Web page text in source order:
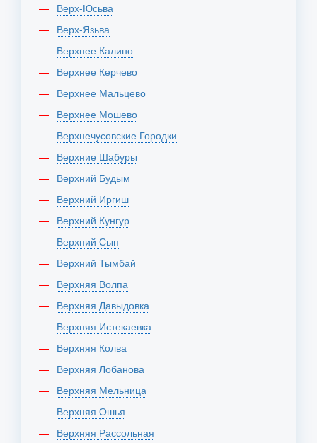
Верх-Юсьва
Верх-Язьва
Верхнее Калино
Верхнее Керчево
Верхнее Мальцево
Верхнее Мошево
Верхнечусовские Городки
Верхние Шабуры
Верхний Будым
Верхний Иргиш
Верхний Кунгур
Верхний Сып
Верхний Тымбай
Верхняя Волпа
Верхняя Давыдовка
Верхняя Истекаевка
Верхняя Колва
Верхняя Лобанова
Верхняя Мельница
Верхняя Ошья
Верхняя Рассольная